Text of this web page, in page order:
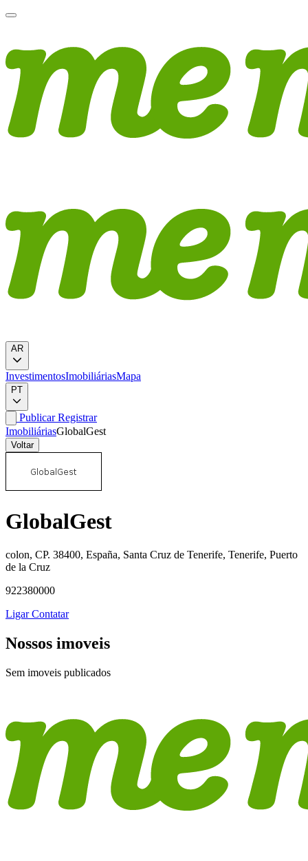
AR
InvestimentosImobiliáriasMapa
PT
PublicarRegistrar
ImobiliáriasGlobalGest
Voltar
GlobalGest
colon, CP. 38400, España, Santa Cruz de Tenerife, Tenerife, Puerto
de la Cruz
922380000
LigarContatar
Nossos imoveis
Sem imoveis publicados